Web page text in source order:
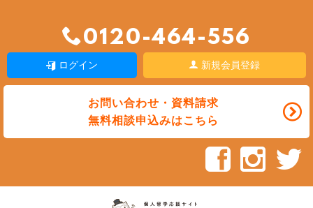
0120-464-556
ログイン 新規会員登録
お問い合わせ・資料請求
無料相談申込みはこちら